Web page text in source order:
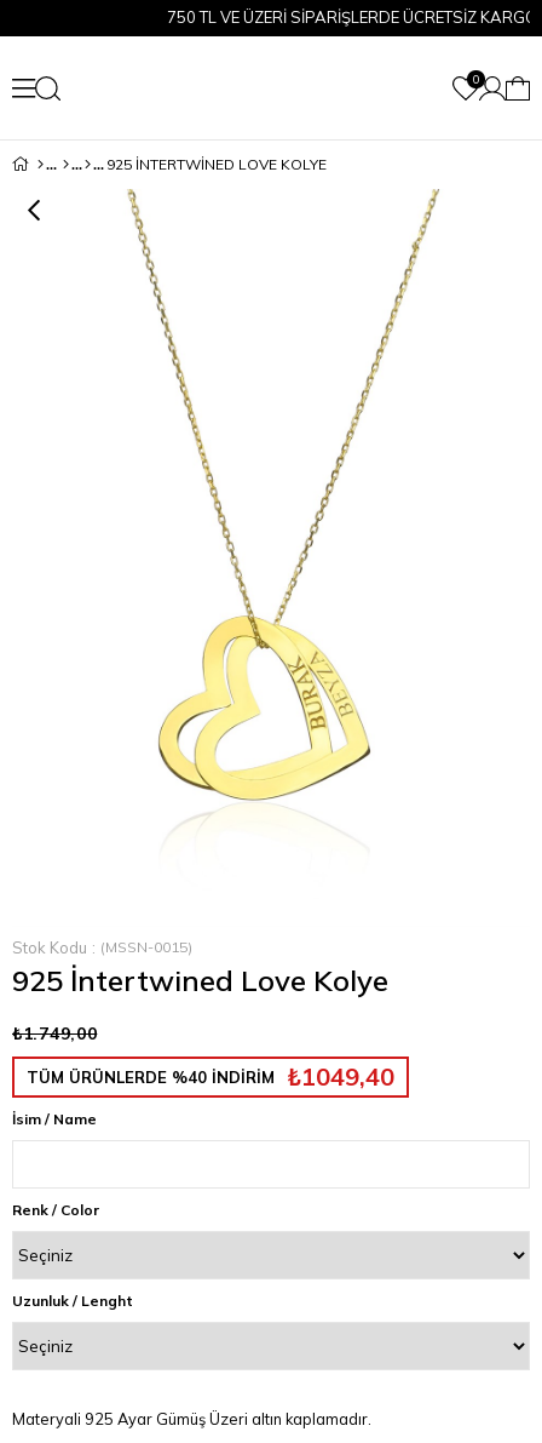
750 TL VE ÜZERİ SİPARİŞLERDE ÜCRETSİZ KARGO!
0
925 İNTERTWINED LOVE KOLYE
Stok Kodu (MSSN-0015)
925 İntertwined Love Kolye
₺1.749,00
TÜM ÜRÜNLERDE %40 İNDİRİM ₺1049,40
İsim / Name
Renk / Color
Uzunluk / Lenght
Materyali 925 Ayar Gümüş Üzeri altın kaplamadır.